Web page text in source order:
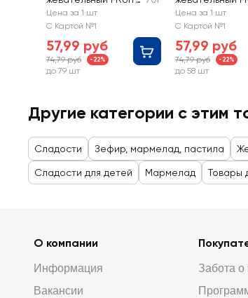
TELLA Медвежата
Цена за 1 шт
С Картой №1
57,99 руб
74,79 руб -22%
до 79 шт
TELLA Звери
Цена за 1 шт
С Картой №1
57,99 руб
74,79 руб -22%
до 58 шт
Другие категории с этим
Сладости Зефир, мармелад, пастила
Сладости для детей Мармелад Товары
О компании
Информация
Вакансии
Забота о